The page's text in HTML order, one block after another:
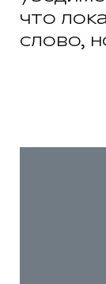
что
слово,